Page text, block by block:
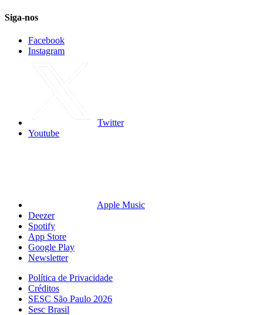
Siga-nos
Facebook
Instagram
Twitter
Youtube
Apple Music
Deezer
Spotify
App Store
Google Play
Newsletter
Política de Privacidade
Créditos
SESC São Paulo 2026
Sesc Brasil